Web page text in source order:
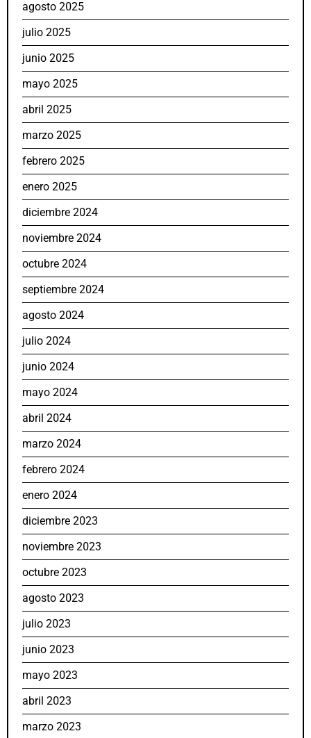
agosto 2025
julio 2025
junio 2025
mayo 2025
abril 2025
marzo 2025
febrero 2025
enero 2025
diciembre 2024
noviembre 2024
octubre 2024
septiembre 2024
agosto 2024
julio 2024
junio 2024
mayo 2024
abril 2024
marzo 2024
febrero 2024
enero 2024
diciembre 2023
noviembre 2023
octubre 2023
agosto 2023
julio 2023
junio 2023
mayo 2023
abril 2023
marzo 2023